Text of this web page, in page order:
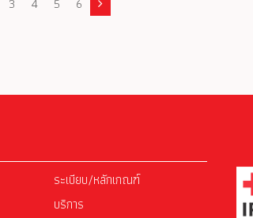
ระเบียบ/หลักเกณฑ์
บริการ